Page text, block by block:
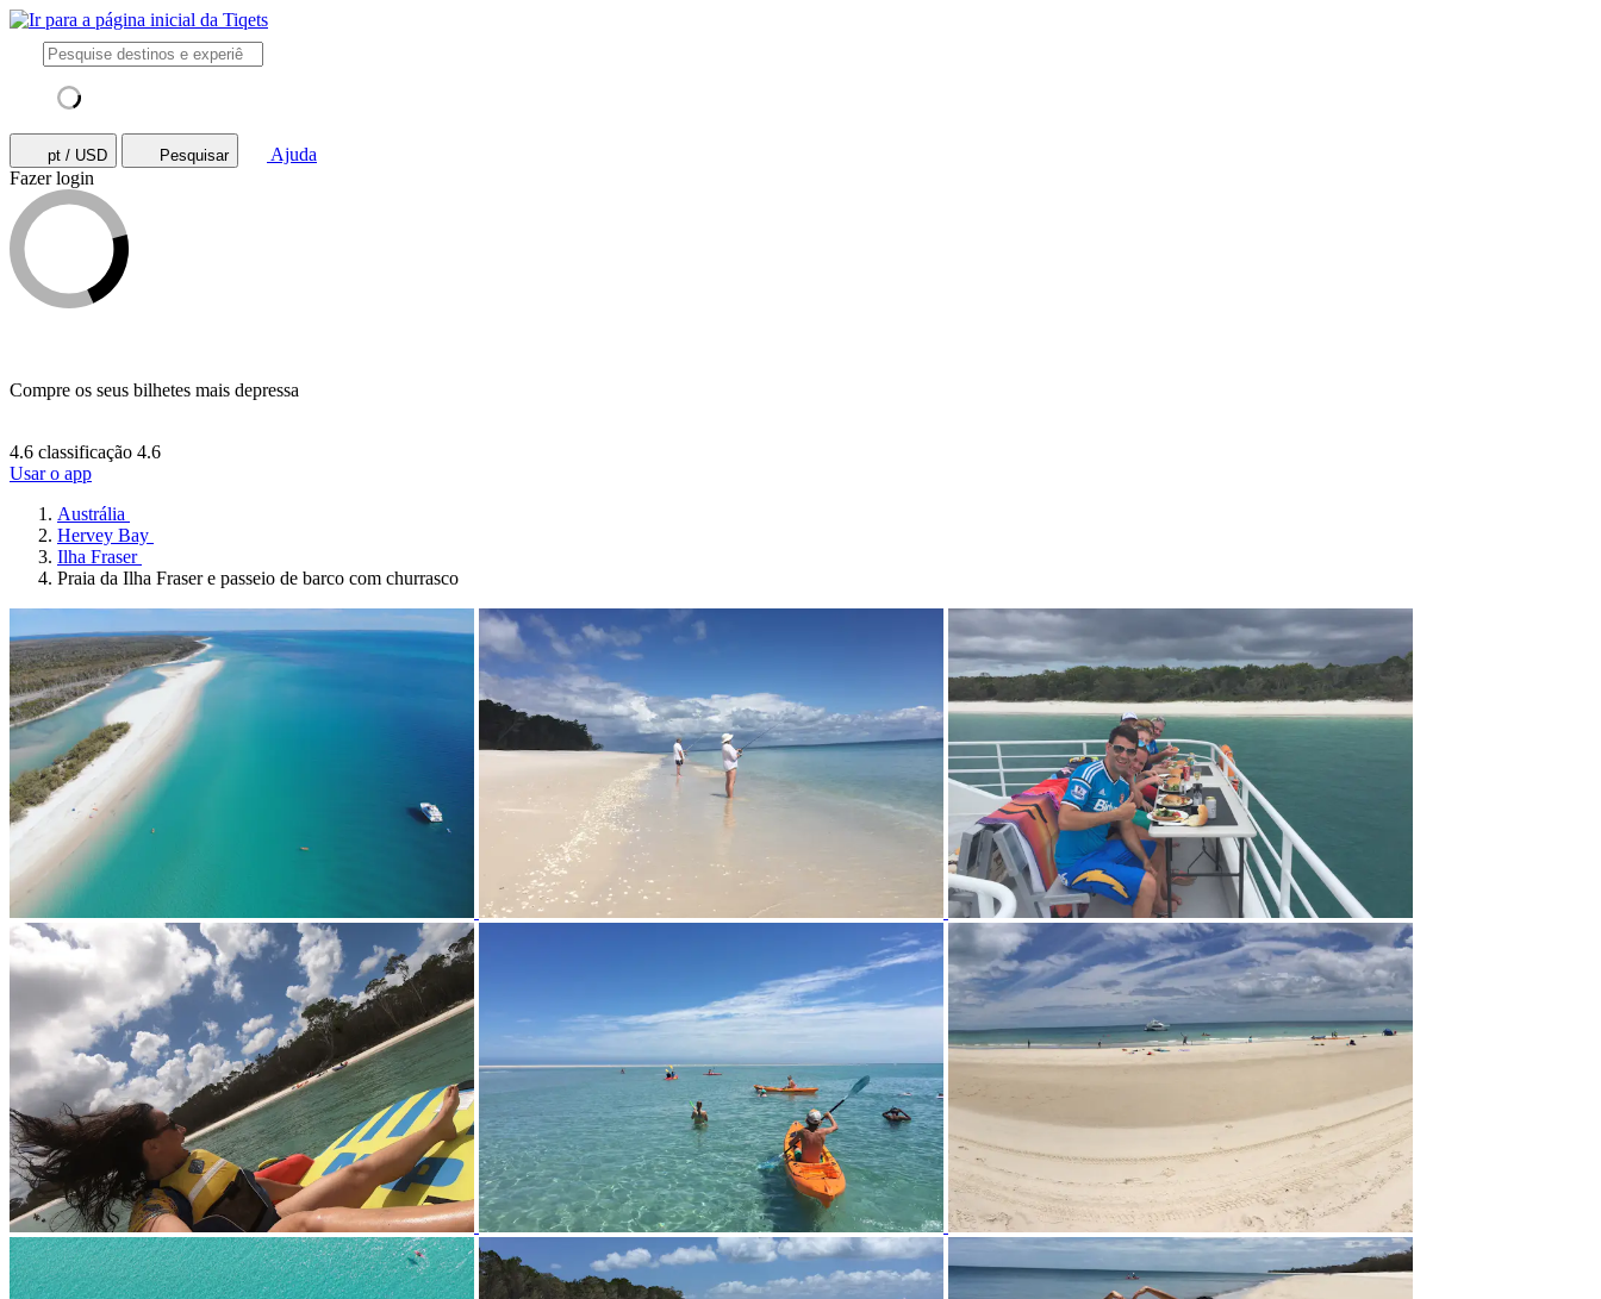
pt / USD Pesquisar
Ajuda
Fazer login
Compre os seus bilhetes mais depressa
4.6 classificação 4.6
Usar o app
Austrália
Hervey Bay
Ilha Fraser
Praia da Ilha Fraser e passeio de barco com churrasco